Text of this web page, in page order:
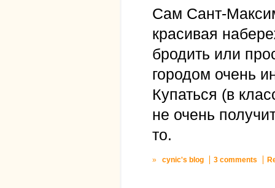
Сам Сант-
красивая
бродить или
городом очень
Купаться (в
не очень
то.
» cynic's blog 3 comments